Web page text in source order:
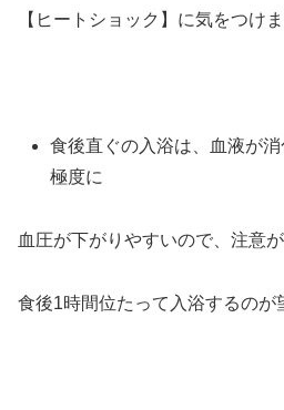
【ヒートショック】に気をつけま
食後直ぐの入浴は、血液が消
極度に
血圧が下がりやすいので、注意が
食後1時間位たって入浴するのが